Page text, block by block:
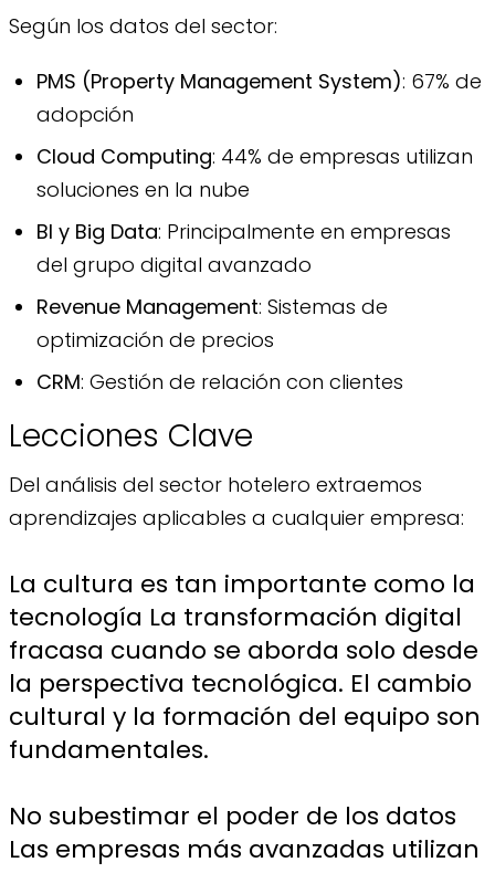
Según los datos del sector:
PMS (Property Management System): 67% de
adopción
Cloud Computing: 44% de empresas utilizan
soluciones en la nube
BI y Big Data: Principalmente en empresas
del grupo digital avanzado
Revenue Management: Sistemas de
optimización de precios
CRM: Gestión de relación con clientes
Lecciones Clave
Del análisis del sector hotelero extraemos
aprendizajes aplicables a cualquier empresa:
La cultura es tan importante como la
tecnología La transformación digital
fracasa cuando se aborda solo desde
la perspectiva tecnológica. El cambio
cultural y la formación del equipo son
fundamentales.
No subestimar el poder de los datos
Las empresas más avanzadas utilizan